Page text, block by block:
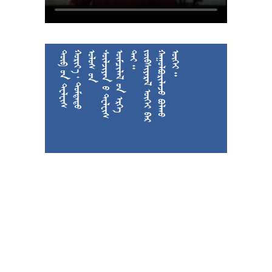

































































  






































 